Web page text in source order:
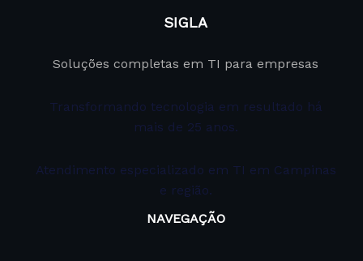
SIGLA
Soluções completas em TI para empresas
Transformando tecnologia em resultado há
mais de 25 anos.
Atendimento especializado em TI em Campinas
e região.
NAVEGAÇÃO